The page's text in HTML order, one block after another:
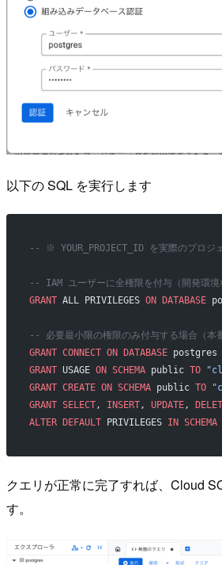
以下の SQL を実行します
-- ※ YOUR_PROJECT_ID を実際のプロジ
-- IAM ユーザーに全権限を付与（開発環境
GRANT ALL PRIVILEGES ON DATABASE
-- 必要最小限の権限のみ付与する場合（本
GRANT CONNECT ON DATABASE postgres
GRANT USAGE ON SCHEMA public TO
GRANT CREATE ON SCHEMA public TO
GRANT SELECT, INSERT, UPDATE,
ALTER DEFAULT PRIVILEGES IN SCHEMA
クエリが正常に完了すれば、Cloud
す。